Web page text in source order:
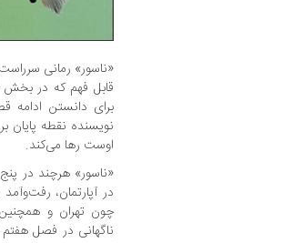
«ناسور» رمانی
قابل فهم که در
برای دانستن
نویسنده نقطه‌ پایان
اوست رها می‌کند.
«ناسور» هرچند در
در آپارتمان،
چون تهران و
ناگهانی در فصل